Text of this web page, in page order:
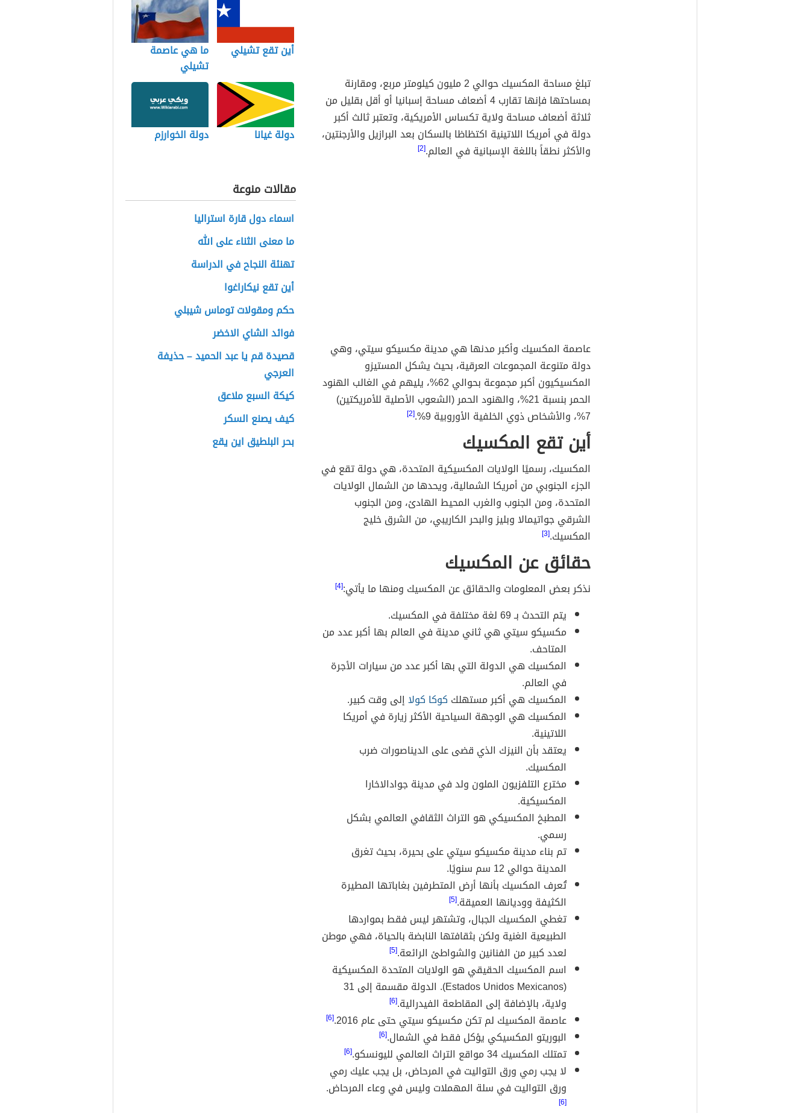
تبلغ مساحة المكسيك حوالي 2 مليون كيلومتر مربع، ومقارنة
بمساحتها فإنها تقارب 4 أضعاف مساحة إسبانيا أو أقل بقليل من
ثلاثة أضعاف مساحة ولاية تكساس الأمريكية، وتعتبر ثالث أكبر
دولة في أمريكا اللاتينية اكتظاظا بالسكان بعد البرازيل والأرجنتين،
والأكثر نطقاً باللغة الإسبانية في العالم.[2]
عاصمة المكسيك وأكبر مدنها هي مدينة مكسيكو سيتي، وهي
دولة متنوعة المجموعات العرقية، بحيث يشكل المستيزو
المكسيكيون أكبر مجموعة بحوالي 62%، يليهم في الغالب الهنود
الحمر بنسبة 21%، والهنود الحمر (الشعوب الأصلية للأمريكتين)
7%، والأشخاص ذوي الخلفية الأوروبية 9%.
[2]
أين تقع المكسيك
المكسيك، رسميًا الولايات المكسيكية المتحدة، هي دولة تقع في
الجزء الجنوبي من أمريكا الشمالية، ويحدها من الشمال الولايات
المتحدة، ومن الجنوب والغرب المحيط الهادئ، ومن الجنوب
الشرقي جواتيمالا وبليز والبحر الكاريبي، من الشرق خليج
المكسيك.[3]
حقائق عن المكسيك
نذكر بعض المعلومات والحقائق عن المكسيك ومنها ما يأتي:[4]
يتم التحدث بـ 69 لغة مختلفة في المكسيك.
مكسيكو سيتي هي ثاني مدينة في العالم بها أكبر عدد من
المتاحف.
المكسيك هي الدولة التي بها أكبر عدد من سيارات الأجرة
في العالم.
المكسيك هي أكبر مستهلك كوكا كولاإلى وقت كبير.
المكسيك هي الوجهة السياحية الأكثر زيارة في أمريكا
اللاتينية.
يعتقد بأن النيزك الذي قضى على الديناصورات ضرب
المكسيك.
مخترع التلفزيون الملون ولد في مدينة جوادالاخارا
المكسيكية.
المطبخ المكسيكي هو التراث الثقافي العالمي بشكل
رسمي.
تم بناء مدينة مكسيكو سيتي على بحيرة، بحيث تغرق
المدينة حوالي 12 سم سنويًا.
تُعرف المكسيك بأنها أرض المتطرفين بغاباتها المطيرة
الكثيفة ووديانها العميقة.[5]
تغطي المكسيك الجبال، وتشتهر ليس فقط بمواردها
الطبيعية الغنية ولكن بثقافتها النابضة بالحياة، فهي موطن
لعدد كبير من الفنانين والشواطئ الرائعة.[5]
اسم المكسيك الحقيقي هو الولايات المتحدة المكسيكية
(Estados Unidos Mexicanos). الدولة مقسمة إلى 31
ولاية، بالإضافة إلى المقاطعة الفيدرالية.[6]
عاصمة المكسيك لم تكن مكسيكو سيتي حتى عام 2016. [6]
البوريتو المكسيكي يؤكل فقط في الشمال.[6]
تمتلك المكسيك 34 مواقع التراث العالمي لليونسكو. [6]
لا يجب رمي ورق التواليت في المرحاض، بل يجب عليك رمي
ورق التواليت في سلة المهملات وليس في وعاء المرحاض.
[6]
أين تقع تشيلي
ما هي عاصمة
تشيلي
دولة غيانا دولة الخوارزم
مقالات منوعة
اسماء دول قارة استراليا
ما معنى الثناء على الله
تهنئة النجاح في الدراسة
أين تقع نيكاراغوا
حكم ومقولات توماس شيبلي
فوائد الشاي الاخضر
قصيدة قم يا عبد الحميد – حذيفة
العرجي
كيكة السبع ملاعق
كيف يصنع السكر
بحر البلطيق اين يقع